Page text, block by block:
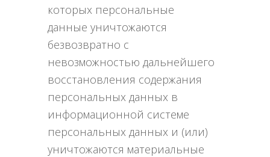
которых персональные
данные уничтожаются
безвозвратно с
невозможностью дальнейшего
восстановления содержания
персональных данных в
информационной системе
персональных данных и (или)
уничтожаются материальные